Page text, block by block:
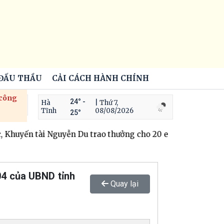
THẦU CẢI CÁCH HÀNH CHÍNH
Hà
Tĩnh
24° -
25°
| Thứ 7,
08/08/2026
tài Nguyễn Du trao thưởng cho 20 em học sinh giỏi
của UBND tỉnh
Quay lại